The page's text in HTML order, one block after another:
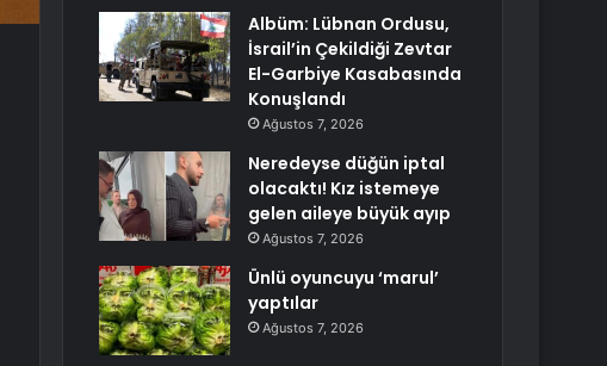
Albüm: Lübnan Ordusu,
İsrail’in Çekildiği Zevtar
El-Garbiye Kasabasında
Konuşlandı
Ağustos 7, 2026
Neredeyse düğün iptal
olacaktı! Kız istemeye
gelen aileye büyük ayıp
Ağustos 7, 2026
Ünlü oyuncuyu ‘marul’
yaptılar
Ağustos 7, 2026